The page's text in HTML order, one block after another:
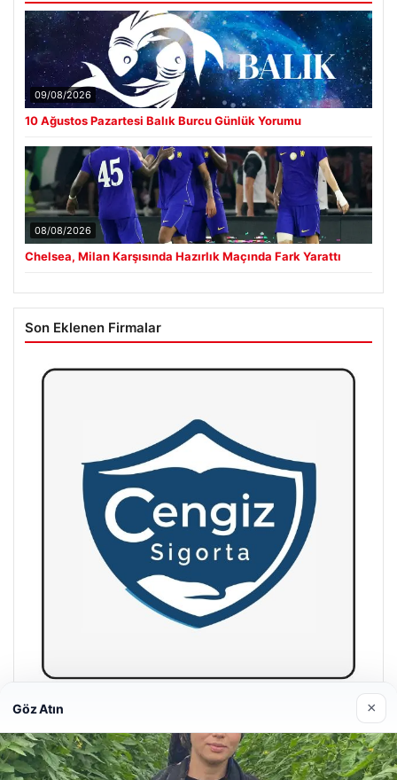
09/08/2026
10 Ağustos Pazartesi Balık Burcu Günlük Yorumu
08/08/2026
Chelsea, Milan Karşısında Hazırlık Maçında Fark Yarattı
Son Eklenen Firmalar
Hastaş Beton
26/05/2026
Göz Atın ×